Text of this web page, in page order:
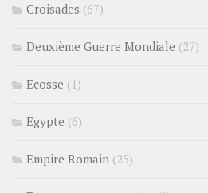
Croisades (67)
Deuxième Guerre Mondiale (27)
Ecosse (1)
Egypte (6)
Empire Romain (25)